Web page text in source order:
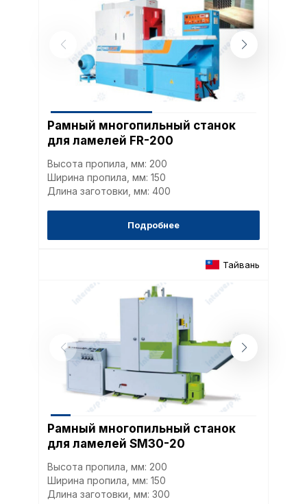
Рамный многопильный станок
для ламелей FR-200
Высота пропила, мм: 200
Ширина пропила, мм: 150
Длина заготовки, мм: 400
Подробнее
Тайвань
Рамный многопильный станок
для ламелей SM30-20
Высота пропила, мм: 200
Ширина пропила, мм: 150
Длина заготовки, мм: 300